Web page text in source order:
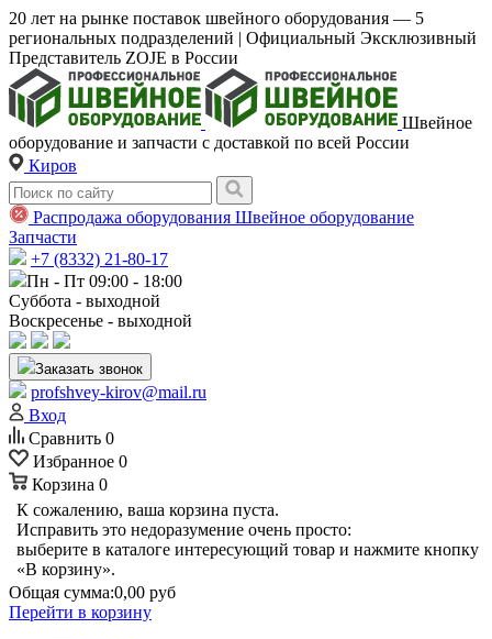
20 лет на рынке поставок швейного оборудования — 5
региональных подразделений | Официальный Эксклюзивный
Представитель ZOJE в России
Швейное
оборудование и запчасти с доставкой по всей России
Киров
Распродажа оборудования Швейное оборудование
Запчасти
+7 (8332) 21-80-17
Пн - Пт 09:00 - 18:00
Суббота - выходной
Воскресенье - выходной
Заказать звонок
profshvey-kirov@mail.ru
Вход
Сравнить 0
Избранное 0
Корзина 0
К сожалению, ваша корзина пуста.
Исправить это недоразумение очень просто:
выберите в каталоге интересующий товар и нажмите кнопку
«В корзину».
Общая сумма:0,00 руб
Перейти в корзину